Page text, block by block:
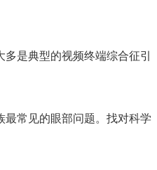
是典型的视频终端综合征引
最常见的眼部问题。找对科学